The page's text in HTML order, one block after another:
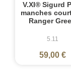
V.XI® Sigurd
manches
Ranger
5.11
59,00 €